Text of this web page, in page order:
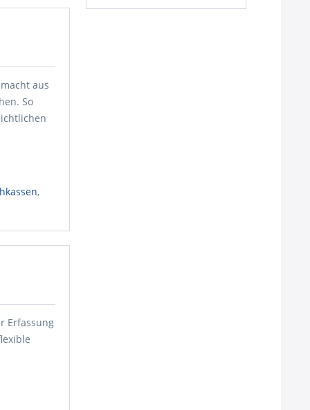
aus
So
,
Erfassung